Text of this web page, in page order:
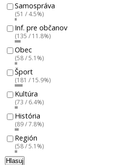
Samospráva
(51 / 4.5%)
Inf. pre občanov
(135 / 11.8%)
Obec
(58 / 5.1%)
Šport
(181 / 15.9%)
Kultúra
(73 / 6.4%)
História
(89 / 7.8%)
Región
(58 / 5.1%)
Hlasuj